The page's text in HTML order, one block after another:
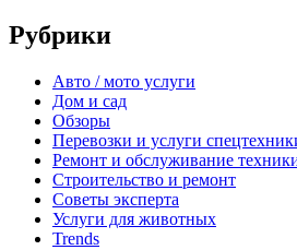
Рубрики
Авто / мото услуги
Дом и сад
Обзоры
Перевозки и услуги
Ремонт и обслуживание
Строительство и ремонт
Советы эксперта
Услуги для животных
Trends